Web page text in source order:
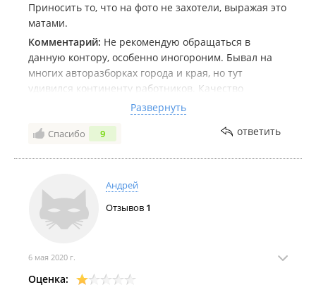
Приносить то, что на фото не захотели, выражая это
матами.
Комментарий: Не рекомендую обращаться в
данную контору, особенно иногороним. Бывал на
многих авторазборках города и края, но тут
удивился континенту работников. Качество
обслуживания на уровне крестов. Только потратил
время и нервы, поехал на разборку дальше по
снеговой и всё купил в течении 5 минут за ту же
Развернуть
Спасибо 9 ответить
Андрей
Отзывов 1
6 мая 2020 г.
Оценка: